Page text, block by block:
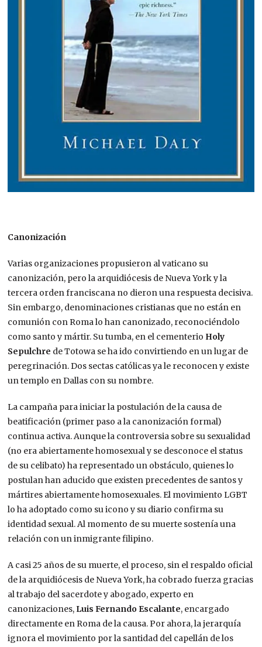
Canonización
Varias organizaciones propusieron al vaticano su
canonización, pero la arquidiócesis de Nueva York y la
tercera orden franciscana no dieron una respuesta decisiva.
Sin embargo, denominaciones cristianas que no están en
comunión con Roma lo han canonizado, reconociéndolo
como santo y mártir​. Su tumba, en el cementerio Holy
Sepulchre de Totowa se ha ido convirtiendo en un lugar de
peregrinación. Dos sectas católicas ya le reconocen y existe
un templo en Dallas con su nombre.
La campaña para iniciar la postulación de la causa de
beatificación (primer paso a la canonización formal)
continua activa. Aunque la controversia sobre su sexualidad
(no era abiertamente homosexual y se desconoce el status
de su celibato) ha representado un obstáculo, quienes lo
postulan han aducido que existen precedentes de santos y
mártires abiertamente homosexuales.​ El movimiento LGBT
lo ha adoptado como su icono y su diario confirma su
identidad sexual. Al momento de su muerte sostenía una
relación con un inmigrante filipino.
A casi 25 años de su muerte, el proceso, sin el respaldo oficial
de la arquidiócesis de Nueva York, ha cobrado fuerza gracias
al trabajo del sacerdote y abogado, experto en
canonizaciones, Luis Fernando Escalante, encargado
directamente en Roma de la causa.​ Por ahora, la jerarquía
ignora el movimiento por la santidad del capellán de los